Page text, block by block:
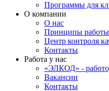
Программы для
О компании
О нас
Принципы
Центр контроля
Контакты
Работа у нас
«ЭЛКОД» -
Вакансии
Контакты